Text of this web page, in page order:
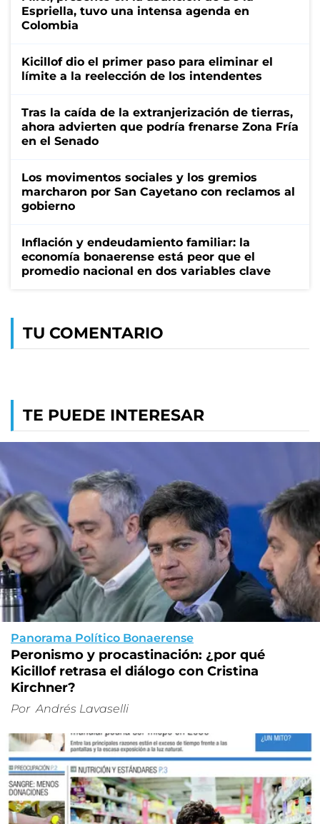
Espriella, tuvo una intensa agenda en
Colombia
Kicillof dio el primer paso para eliminar el
límite a la reelección de los intendentes
Tras la caída de la extranjerización de tierras,
ahora advierten que podría frenarse Zona Fría
en el Senado
Los movimentos sociales y los gremios
marcharon por San Cayetano con reclamos al
gobierno
Inflación y endeudamiento familiar: la
economía bonaerense está peor que el
promedio nacional en dos variables clave
TU COMENTARIO
TE PUEDE INTERESAR
Panorama Político Bonaerense
Peronismo y procastinación: ¿por qué
Kicillof retrasa el diálogo con Cristina
Kirchner?
Por Andrés Lavaselli